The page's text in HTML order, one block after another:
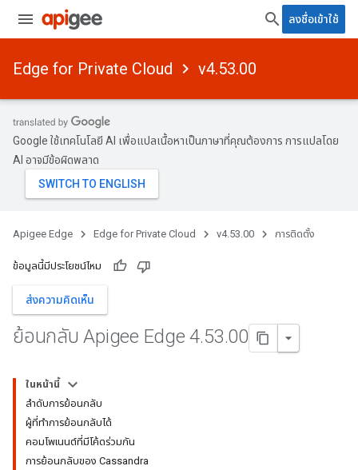
ลงชื่อเข้าใช้
Edge for Private Cloud v4.53.00
Google ใช้เทคโนโลยี AI เพื่อแปลเนื้อหาเป็นภาษาที่คุณต้องการ การแปลโดย
AI อาจมีข้อผิดพลาด
Apigee Edge Edge for Private Cloud v4.53.00 การติดตั้ง
ข้อมูลนี้มีประโยชน์ไหม
ส่งความคิดเห็น
ย้อนกลับ Apigee Edge 4.53.00
ในหน้านี้
ลำดับการย้อนกลับ
ผู้ที่ทำการย้อนกลับได้
คอมโพเนนต์ที่มีโค้ดร่วมกัน
การย้อนกลับของ Cassandra